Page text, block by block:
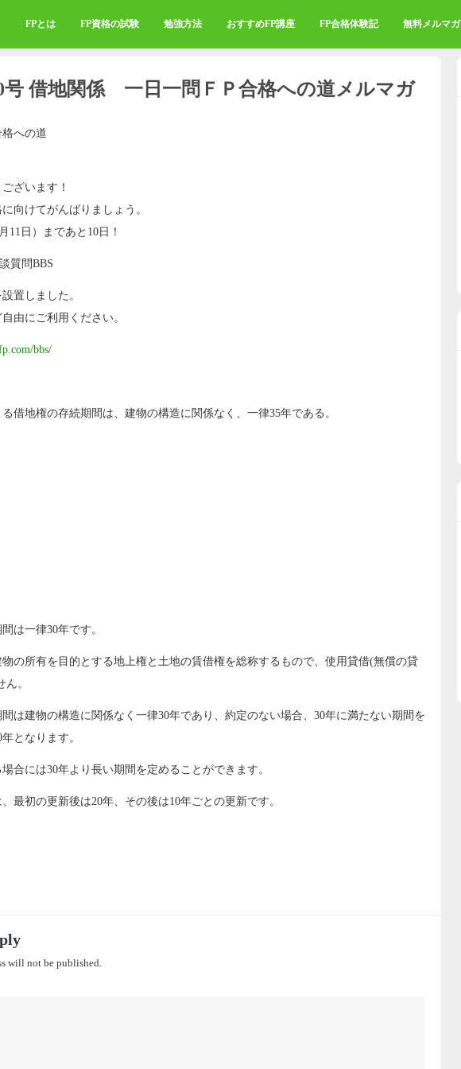
FPとは FP資格の試験 勉強方法 おすすめFP講座 FP合格体験記 無料メルマガ
号 借地関係 一日一問ＦＰ合格への道メルマガ
への道
ざいます！
向けてがんばりましょう。
11日）まであと10日！
質問BBS
置しました。
由にご利用ください。
bbs/
借地権の存続期間は、建物の構造に関係なく、一律35年である。
は一律30年です。
の所有を目的とする地上権と土地の賃借権を総称するもので、使用貸借(無償の貸
。
は建物の構造に関係なく一律30年であり、約定のない場合、30年に満たない期間を
となります。
合には30年より長い期間を定めることができます。
最初の更新後は20年、その後は10年ごとの更新です。
will not be published.